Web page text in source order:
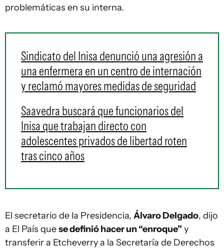
problemáticas en su interna.
Sindicato del Inisa denunció una agresión a
una enfermera en un centro de internación
y reclamó mayores medidas de seguridad
Saavedra buscará que funcionarios del
Inisa que trabajan directo con
adolescentes privados de libertad roten
tras cinco años
El secretario de la Presidencia, Álvaro Delgado, dijo
a El País quese definió hacer un “enroque” y
transferir a Etcheverry a la Secretaría de Derechos